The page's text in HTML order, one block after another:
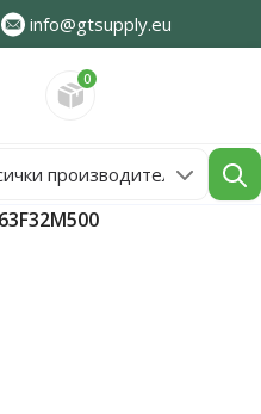
info@gtsupply.eu
0